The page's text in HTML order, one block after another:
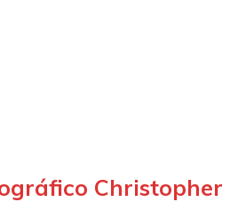
Christopher